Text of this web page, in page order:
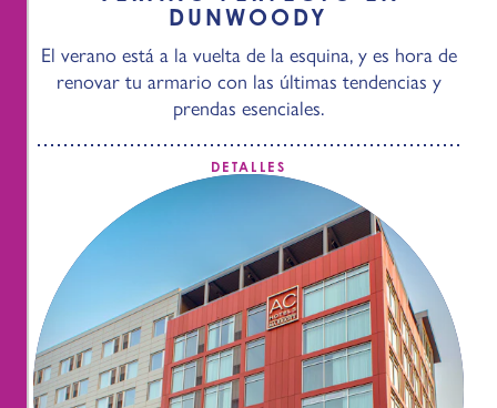
DUNWOODY
El verano está a la vuelta de la esquina, y es hora de
renovar tu armario con las últimas tendencias y
prendas esenciales.
DETALLES